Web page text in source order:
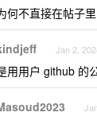
何不直接在帖子
Jan 2,
用用户 github 的